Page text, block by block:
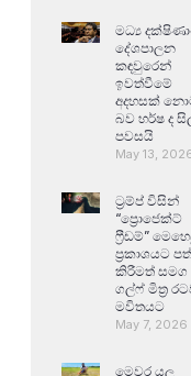
මධ්‍ය
දේශපාලන
කඳවුරෙන්
ඉවත්වීමේ
අදහසක්
බව හර්ෂ ද
පවසයි
May 13,
ට්‍රම්ප් විසින්
“ප්‍රොජෙක්ට්
ෆ්‍රීඩම්”
ප්‍රකාශයට පත්
කිරීමත් සමග
ගල්ෆ් මිත්‍ර
මවිතයට
May 7, 2026
මෙවර යල